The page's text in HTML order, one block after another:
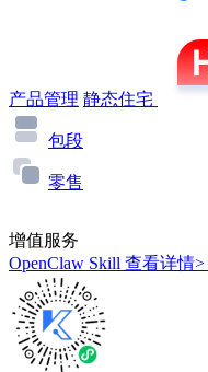
产品管理 静态住宅
包段
零售
增值服务
OpenClaw Skill 查看详情>